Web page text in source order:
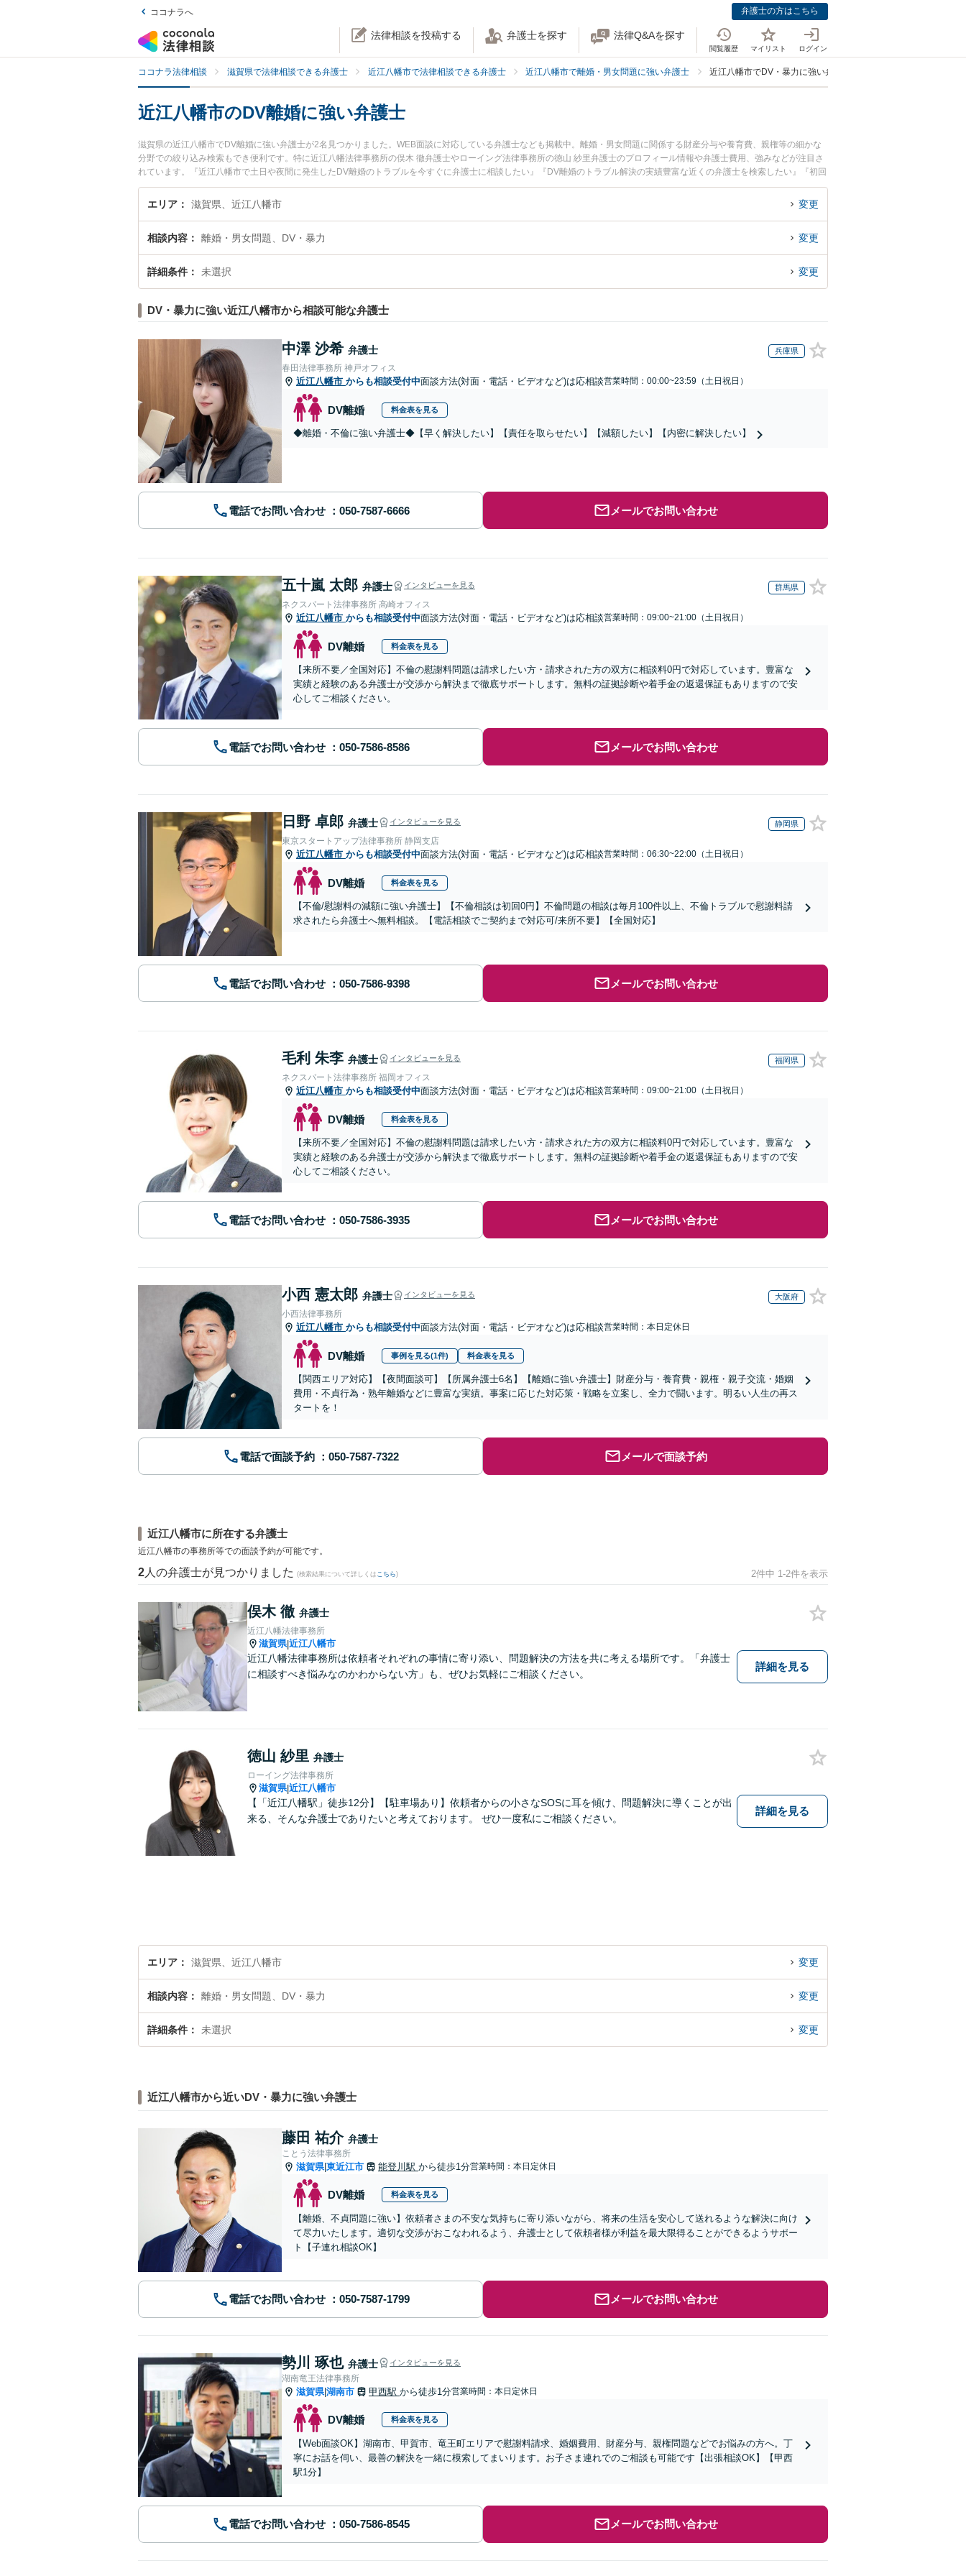
ココナラへ 弁護士の方はこちら
法律相談を投稿する 弁護士を探す 法律Q&Aを探す
閲覧履歴 マイリスト ログイン
ココナラ法律相談 滋賀県で法律相談できる弁護士 近江八幡市で法律相談できる弁護士 近江八幡市で離婚・男女問題に強い弁護士 近江八幡市でDV・暴力に強い弁護士
近江八幡市のDV離婚に強い弁護士
滋賀県の近江八幡市でDV離婚に強い弁護士が2名見つかりました。WEB面談に対応している弁護士なども掲載中。離婚・男女問題に関係する財産分与や養育費、親権等の細かな
分野での絞り込み検索もでき便利です。特に近江八幡法律事務所の俣木 徹弁護士やローイング法律事務所の徳山 紗里弁護士のプロフィール情報や弁護士費用、強みなどが注目さ
れています。『近江八幡市で土日や夜間に発生したDV離婚のトラブルを今すぐに弁護士に相談したい』『DV離婚のトラブル解決の実績豊富な近くの弁護士を検索したい』『初回
相談無料でDV離婚を法律相談できる近江八幡市内の弁護士に相談予約したい』などでお困りの相談者さんにおすすめです。
エリア 滋賀県、近江八幡市 変更
相談内容 離婚・男女問題、DV・暴力 変更
詳細条件 未選択 変更
DV・暴力に強い近江八幡市から相談可能な弁護士
中澤 沙希 弁護士 兵庫県
春田法律事務所 神戸オフィス
近江八幡市 からも相談受付中面談方法(対面・電話・ビデオなど)は応相談営業時間：00:00~23:59（土日祝日）
DV離婚 料金表を見る
◆離婚・不倫に強い弁護士◆【早く解決したい】【責任を取らせたい】【減額したい】【内密に解決したい】
電話でお問い合わせ メールでお問い合わせ
五十嵐 太郎 弁護士 インタビューを見る 群馬県
ネクスパート法律事務所 高崎オフィス
近江八幡市 からも相談受付中面談方法(対面・電話・ビデオなど)は応相談営業時間：09:00~21:00（土日祝日）
DV離婚 料金表を見る
【来所不要／全国対応】不倫の慰謝料問題は請求したい方・請求された方の双方に相談料0円で対応しています。豊富な
実績と経験のある弁護士が交渉から解決まで徹底サポートします。無料の証拠診断や着手金の返還保証もありますので安
心してご相談ください。
電話でお問い合わせ メールでお問い合わせ
日野 卓郎 弁護士 インタビューを見る 静岡県
東京スタートアップ法律事務所 静岡支店
近江八幡市 からも相談受付中面談方法(対面・電話・ビデオなど)は応相談営業時間：06:30~22:00（土日祝日）
DV離婚 料金表を見る
【不倫/慰謝料の減額に強い弁護士】【不倫相談は初回0円】不倫問題の相談は毎月100件以上、不倫トラブルで慰謝料請
求されたら弁護士へ無料相談。【電話相談でご契約まで対応可/来所不要】【全国対応】
電話でお問い合わせ メールでお問い合わせ
毛利 朱李 弁護士 インタビューを見る 福岡県
ネクスパート法律事務所 福岡オフィス
近江八幡市 からも相談受付中面談方法(対面・電話・ビデオなど)は応相談営業時間：09:00~21:00（土日祝日）
DV離婚 料金表を見る
【来所不要／全国対応】不倫の慰謝料問題は請求したい方・請求された方の双方に相談料0円で対応しています。豊富な
実績と経験のある弁護士が交渉から解決まで徹底サポートします。無料の証拠診断や着手金の返還保証もありますので安
心してご相談ください。
電話でお問い合わせ メールでお問い合わせ
小西 憲太郎 弁護士 インタビューを見る 大阪府
小西法律事務所
近江八幡市 からも相談受付中面談方法(対面・電話・ビデオなど)は応相談営業時間：本日定休日
DV離婚 事例を見る(1件) 料金表を見る
【関西エリア対応】【夜間面談可】【所属弁護士6名】【離婚に強い弁護士】財産分与・養育費・親権・親子交流・婚姻
費用・不貞行為・熟年離婚などに豊富な実績。事案に応じた対応策・戦略を立案し、全力で闘います。明るい人生の再ス
タートを！
電話で面談予約 メールで面談予約
近江八幡市に所在する弁護士
近江八幡市の事務所等での面談予約が可能です。
2 人の弁護士が見つかりました (検索結果について詳しくは こちら) 2件中 1-2件を表示
俣木 徹 弁護士
近江八幡法律事務所
滋賀県|近江八幡市
近江八幡法律事務所は依頼者それぞれの事情に寄り添い、問題解決の方法を共に考える場所です。「弁護士
に相談すべき悩みなのかわからない方」も、ぜひお気軽にご相談ください。
詳細を見る
徳山 紗里 弁護士
ローイング法律事務所
滋賀県|近江八幡市
【「近江八幡駅」徒歩12分】【駐車場あり】依頼者からの小さなSOSに耳を傾け、問題解決に導くことが出
来る、そんな弁護士でありたいと考えております。 ぜひ一度私にご相談ください。
詳細を見る
エリア 滋賀県、近江八幡市 変更
相談内容 離婚・男女問題、DV・暴力 変更
詳細条件 未選択 変更
近江八幡市から近いDV・暴力に強い弁護士
藤田 祐介 弁護士
ことう法律事務所
滋賀県|東近江市 能登川駅 から徒歩1分営業時間：本日定休日
DV離婚 料金表を見る
【離婚、不貞問題に強い】依頼者さまの不安な気持ちに寄り添いながら、将来の生活を安心して送れるような解決に向け
て尽力いたします。適切な交渉がおこなわれるよう、弁護士として依頼者様が利益を最大限得ることができるようサポー
ト【子連れ相談OK】
電話でお問い合わせ メールでお問い合わせ
勢川 琢也 弁護士 インタビューを見る
湖南竜王法律事務所
滋賀県|湖南市 甲西駅 から徒歩1分営業時間：本日定休日
DV離婚 料金表を見る
【Web面談OK】湖南市、甲賀市、竜王町エリアで慰謝料請求、婚姻費用、財産分与、親権問題などでお悩みの方へ。丁
寧にお話を伺い、最善の解決を一緒に模索してまいります。お子さま連れでのご相談も可能です【出張相談OK】【甲西
駅1分】
電話でお問い合わせ メールでお問い合わせ